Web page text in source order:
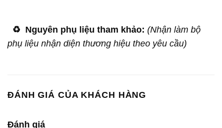
♻️ Nguyên phụ liệu tham khảo: (Nhận làm bộ
phụ liệu nhận diện thương hiệu theo yêu cầu)
ĐÁNH GIÁ CỦA KHÁCH HÀNG
Đánh giá